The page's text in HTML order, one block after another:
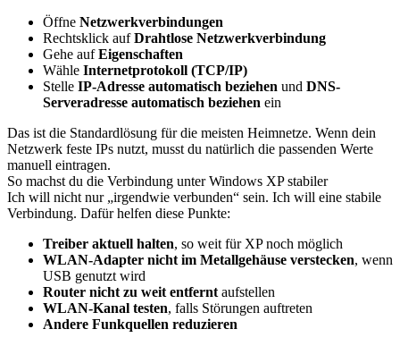
Öffne Netzwerkverbindungen
Rechtsklick aufDrahtlose Netzwerkverbindung
Gehe aufEigenschaften
Wähle Internetprotokoll (TCP/IP)
Stelle IP-Adresse automatisch beziehen und DNS-
Serveradresse automatisch beziehen ein
Das ist die Standardlösung für die meisten Heimnetze. Wenn dein
Netzwerk feste IPs nutzt, musst du natürlich die passenden Werte
manuell eintragen.
So machst du die Verbindung unter Windows XP stabiler
Ich will nicht nur „irgendwie verbunden“ sein. Ich will eine stabile
Verbindung. Dafür helfen diese Punkte:
Treiber aktuell halten, so weit für XP noch möglich
WLAN-Adapter nicht im Metallgehäuse verstecken, wenn
USB genutzt wird
Router nicht zu weit entfernt aufstellen
WLAN-Kanal testen, falls Störungen auftreten
Andere Funkquellen reduzieren